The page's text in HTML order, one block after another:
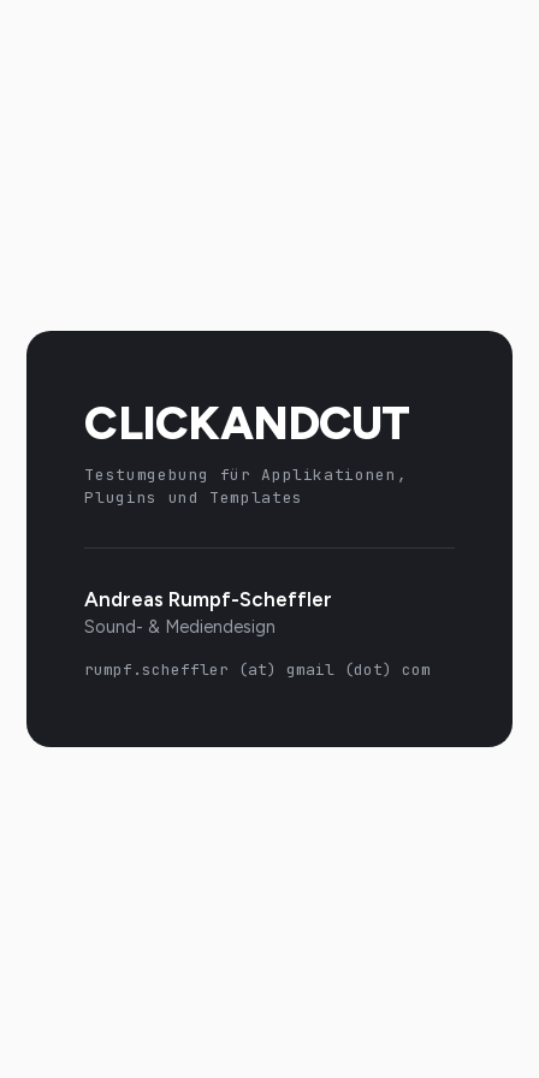
CLICKANDCUT
Testumgebung für Applikationen,
Plugins und Templates
Andreas Rumpf-Scheffler
Sound- & Mediendesign
rumpf.scheffler (at) gmail (dot) com